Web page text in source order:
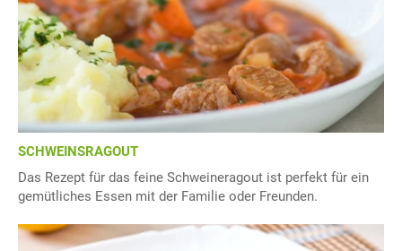
SCHWEINSRAGOUT
Das Rezept für das feine Schweineragout ist perfekt für ein
gemütliches Essen mit der Familie oder Freunden.